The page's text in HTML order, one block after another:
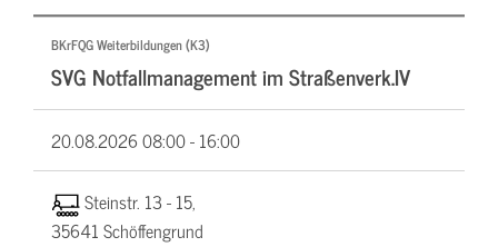
BKrFQG Weiterbildungen (K3)
SVG Notfallmanagement im Straßenverk.IV
20.08.202608:00 - 16:00
Steinstr. 13 - 15,
35641 Schöffengrund